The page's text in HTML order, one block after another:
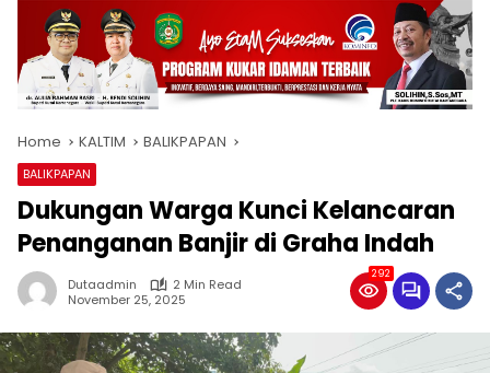
Home KALTIM BALIKPAPAN
BALIKPAPAN
Dukungan Warga Kunci Kelancaran
Penanganan Banjir di Graha Indah
Dutaadmin
2 Min Read
November 25, 2025
292